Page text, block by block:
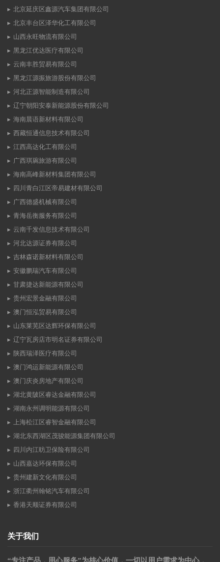
北京延庆区鑫源汽车集团有限公司
北京丰台区泽华化工有限公司
山西永旺物流有限公司
黑龙江优达医疗有限公司
云南丰胜贸易有限公司
黑龙江源振旅游股份有限公司
河北正源智能制造有限公司
辽宁朝阳安泰新能源股份有限公司
海南晨语新材料有限公司
西藏恒通信息技术有限公司
江西高达化工有限公司
广西琪琬旅游有限公司
海南高峰新材料集团有限公司
四川青白江区帝易建材有限公司
广西德盛机械有限公司
青海岳衡服务有限公司
云南千发信息技术有限公司
河北达源证券有限公司
吉林森诺新材料有限公司
安徽鹏瑞汽车有限公司
甘肃捷达新能源有限公司
贵州宏景金融有限公司
澳门恒泓贸易有限公司
山东莱芜区达辉环保有限公司
辽宁瓦房店市明名证券有限公司
陕西瑞泽医疗有限公司
澳门鸿运新能源有限公司
澳门庆炎房地产有限公司
湖北黄陂区睿达金融有限公司
湖南永州调明能源有限公司
上海松江区睿智金融有限公司
湖北东西湖区茂骏能源集团有限公司
四川内江昉卫保险有限公司
山西嘉达环保有限公司
贵州建新文化有限公司
浙江衢州翰铭汽车有限公司
香港天顺证券有限公司
关于我们